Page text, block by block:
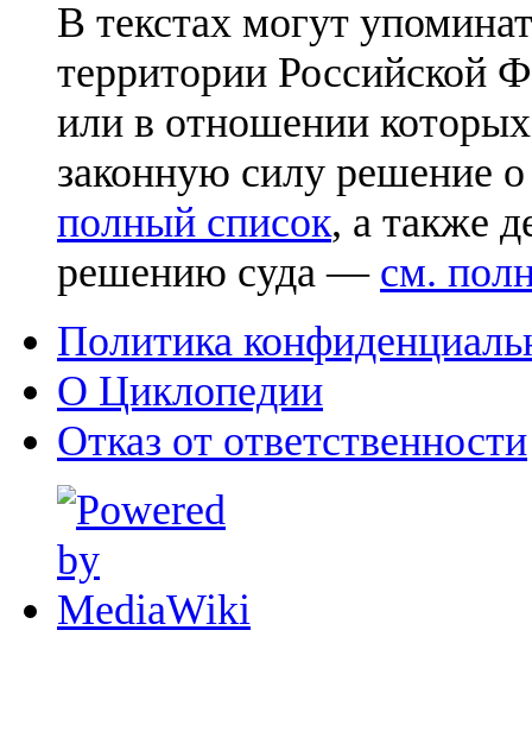
В текстах могут
территории Российской
или в отношении
законную силу решение
полный список, а также
решению суда — см.
Политика
О Циклопедии
Отказ от ответственности